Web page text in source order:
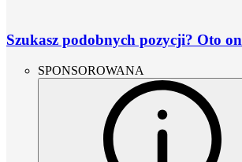
Szukasz podobnych pozycji? Oto
SPONSOROWANA